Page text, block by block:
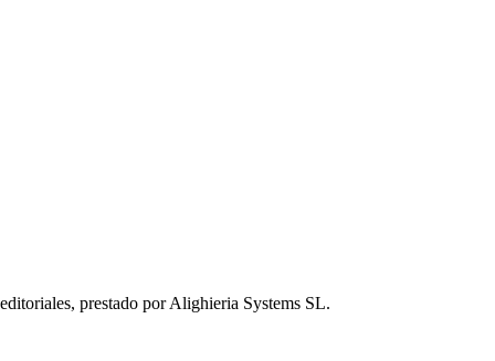
prestado por Alighieria Systems SL.